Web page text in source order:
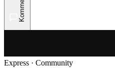
Express · Community